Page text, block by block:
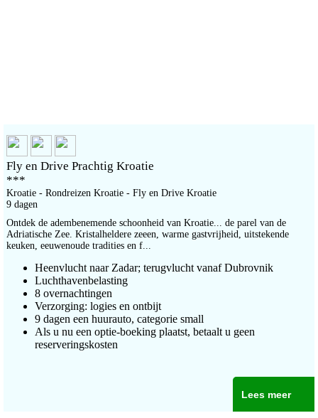
Fly en Drive Prachtig Kroatie
***
Kroatie - Rondreizen Kroatie - Fly en Drive Kroatie
9 dagen
Ontdek de adembenemende schoonheid van Kroatie... de parel van de
Adriatische Zee. Kristalheldere zeeen, warme gastvrijheid, uitstekende
keuken, eeuwenoude tradities en f...
Heenvlucht naar Zadar; terugvlucht vanaf Dubrovnik
Luchthavenbelasting
8 overnachtingen
Verzorging: logies en ontbijt
9 dagen een huurauto, categorie small
Als u nu een optie-boeking plaatst, betaalt u geen
reserveringskosten
Lees meer